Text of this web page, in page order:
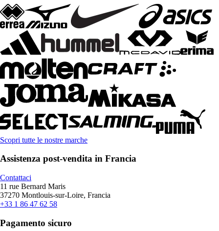
Scopri tutte le nostre marche
Assistenza post-vendita in Francia
Contattaci
11 rue Bernard Maris
37270 Montlouis-sur-Loire, Francia
+33 1 86 47 62 58
Pagamento sicuro